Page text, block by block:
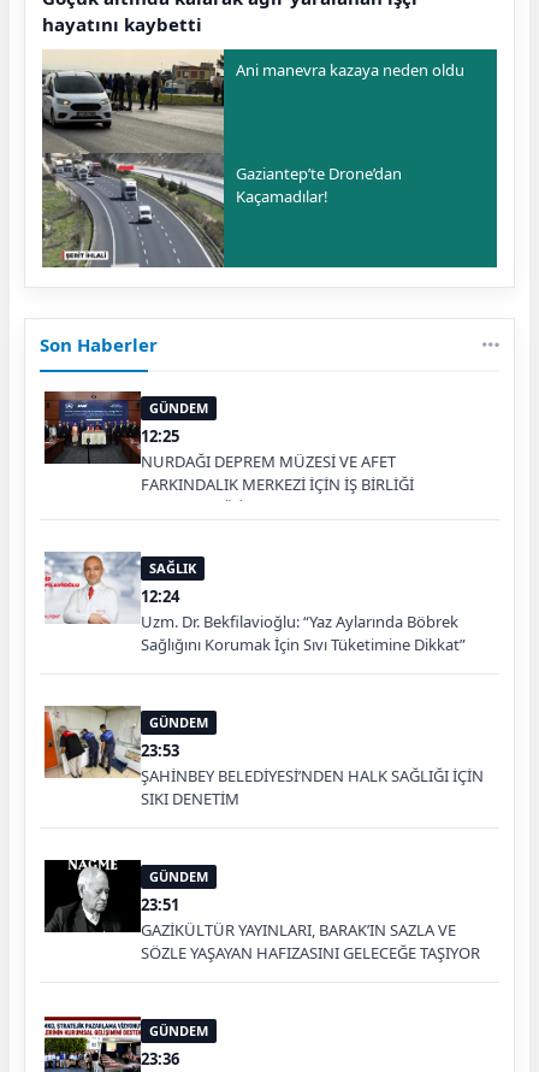
hayatını kaybetti
Ani manevra kazaya neden oldu
Gaziantep’te Drone’dan
Kaçamadılar!
Son Haberler
GÜNDEM
12:25
NURDAĞI DEPREM MÜZESİ VE AFET
FARKINDALIK MERKEZİ İÇİN İŞ BİRLİĞİ
PROTOKOLÜ İMZALANDI
SAĞLIK
12:24
Uzm. Dr. Bekfilavioğlu: “Yaz Aylarında Böbrek
Sağlığını Korumak İçin Sıvı Tüketimine Dikkat”
GÜNDEM
23:53
ŞAHİNBEY BELEDİYESİ’NDEN HALK SAĞLIĞI İÇİN
SIKI DENETİM
GÜNDEM
23:51
GAZİKÜLTÜR YAYINLARI, BARAK’IN SAZLA VE
SÖZLE YAŞAYAN HAFIZASINI GELECEĞE TAŞIYOR
GÜNDEM
23:36